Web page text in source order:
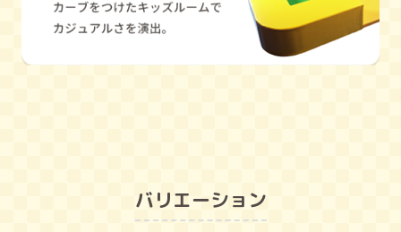
バリエーション